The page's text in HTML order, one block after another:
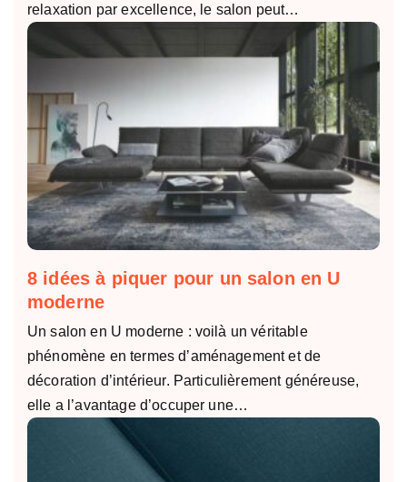
relaxation par excellence, le salon peut…
8 idées à piquer pour un salon en U
moderne
Un salon en U moderne : voilà un véritable
phénomène en termes d’aménagement et de
décoration d’intérieur. Particulièrement généreuse,
elle a l’avantage d’occuper une…